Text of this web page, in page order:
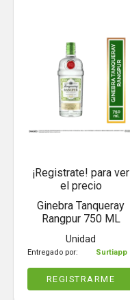
¡Registrate! para ver
el precio
Ginebra Tanqueray
Rangpur 750 ML
Unidad
Entregado por: Surtiapp
REGISTRARME